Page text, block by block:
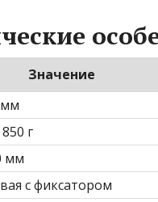
Значение
мм
г
мм
с фиксатором